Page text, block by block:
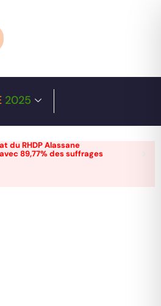
2025
du RHDP Alassane
89,77% des suffrages